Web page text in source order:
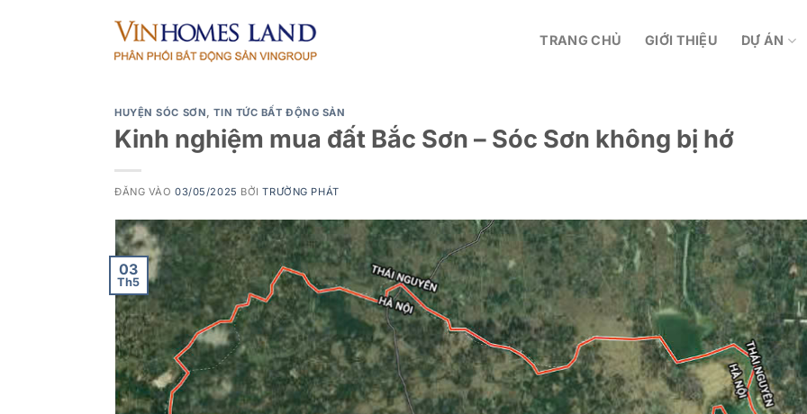
TRANG CHỦ GIỚI THIỆU DỰ ÁN
HUYỆN SÓC SƠN,TIN TỨC BẤT ĐỘNG SẢN
Kinh nghiệm mua đất Bắc Sơn – Sóc Sơn không bị hớ
ĐĂNG VÀO03/05/2025 BỞITRƯỜNG PHÁT
03
Th5